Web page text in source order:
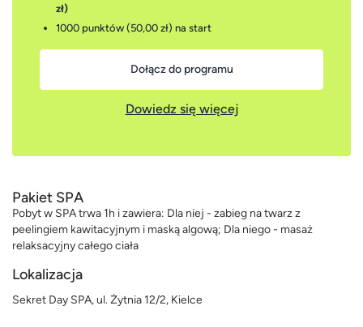
zł)
1000 punktów (50,00 zł) na start
Dołącz do programu
Dowiedz się więcej
Pakiet SPA
Pobyt w SPA trwa 1h i zawiera: Dla niej - zabieg na twarz z
peelingiem kawitacyjnym i maską algową; Dla niego - masaż
relaksacyjny całego ciała
Lokalizacja
Sekret Day SPA, ul. Żytnia 12/2, Kielce